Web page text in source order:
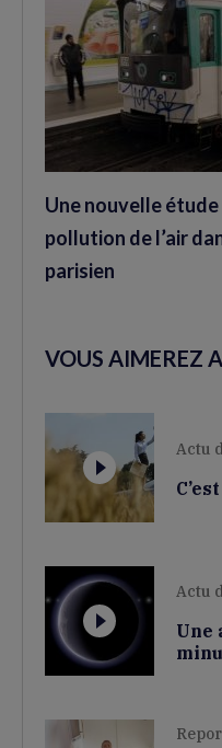
Une nouvelle
pollution de l’air
parisien
VOUS AIMEREZ
Actu
Actu
Une